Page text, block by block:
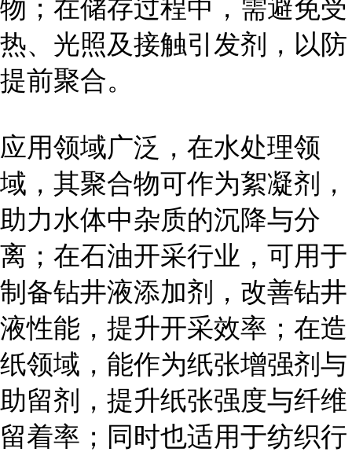
物；在储存过程中，需避免受
热、光照及接触引发剂，以防
提前聚合。
应用领域广泛，在水处理领
域，其聚合物可作为絮凝剂，
助力水体中杂质的沉降与分
离；在石油开采行业，可用于
制备钻井液添加剂，改善钻井
液性能，提升开采效率；在造
纸领域，能作为纸张增强剂与
助留剂，提升纸张强度与纤维
留着率；同时也适用于纺织行